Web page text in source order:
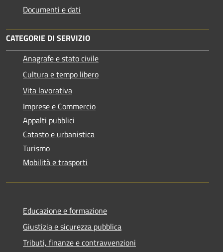
Documenti e dati
CATEGORIE DI SERVIZIO
Anagrafe e stato civile
Cultura e tempo libero
Vita lavorativa
Imprese e Commercio
Appalti pubblici
Catasto e urbanistica
Turismo
Mobilità e trasporti
Educazione e formazione
Giustizia e sicurezza pubblica
Tributi, finanze e contravvenzioni